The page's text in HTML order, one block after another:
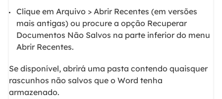
Clique em Arquivo > Abrir Recentes (em versões
mais antigas) ou procure a opção Recuperar
Documentos Não Salvos na parte inferior do menu
Abrir Recentes.
Se disponível, abrirá uma pasta contendo quaisquer
rascunhos não salvos que o Word tenha
armazenado.